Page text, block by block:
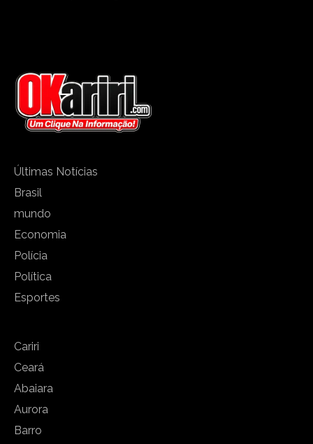
Últimas Notícias
Brasil
mundo
Economia
Polícia
Política
Esportes
Cariri
Ceará
Abaiara
Aurora
Barro